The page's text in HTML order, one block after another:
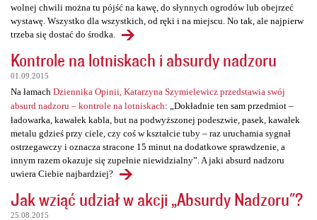
wolnej chwili można tu pójść na kawę, do słynnych ogrodów lub obejrzeć
wystawę. Wszystko dla wszystkich, od ręki i na miejscu. No tak, ale najpierw
trzeba się dostać do środka.
Kontrole na lotniskach i absurdy nadzoru
01.09.2015
Na łamach Dziennika Opinii, Katarzyna Szymielewicz przedstawia swój
absurd nadzoru – kontrole na lotniskach: „Dokładnie ten sam przedmiot –
ładowarka, kawałek kabla, but na podwyższonej podeszwie, pasek, kawałek
metalu gdzieś przy ciele, czy coś w kształcie tuby – raz uruchamia sygnał
ostrzegawczy i oznacza stracone 15 minut na dodatkowe sprawdzenie, a
innym razem okazuje się zupełnie niewidzialny”. A jaki absurd nadzoru
uwiera Ciebie najbardziej?
Jak wziąć udział w akcji „Absurdy Nadzoru"?
25.08.2015